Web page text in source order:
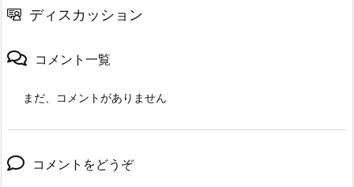
ディスカッション
コメント一覧
まだ、コメントがありません
コメントをどうぞ